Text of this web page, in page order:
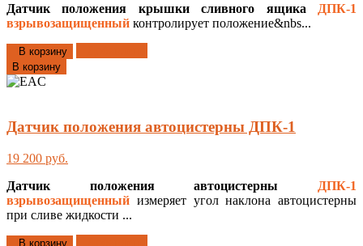
Датчик положения крышки
сливного ящика
ДПК-1
взрывозащищенный контролирует положение&nbs...
В корзину
В корзину
Датчик положения автоцистерны ДПК-1
19 200 руб.
Датчик положения автоцистерны
ДПК-1
взрывозащищенный измеряет угол наклона автоцистерны
при сливе жидкости ...
В корзину